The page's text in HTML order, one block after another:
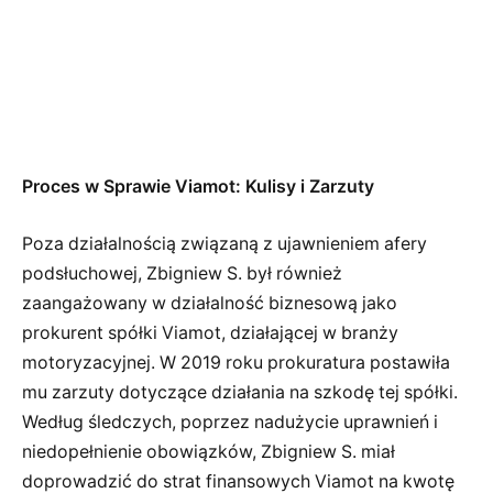
Proces w Sprawie Viamot: Kulisy i Zarzuty
Poza działalnością związaną z ujawnieniem afery
podsłuchowej, Zbigniew S. był również
zaangażowany w działalność biznesową jako
prokurent spółki Viamot, działającej w branży
motoryzacyjnej. W 2019 roku prokuratura postawiła
mu zarzuty dotyczące działania na szkodę tej spółki.
Według śledczych, poprzez nadużycie uprawnień i
niedopełnienie obowiązków, Zbigniew S. miał
doprowadzić do strat finansowych Viamot na kwotę